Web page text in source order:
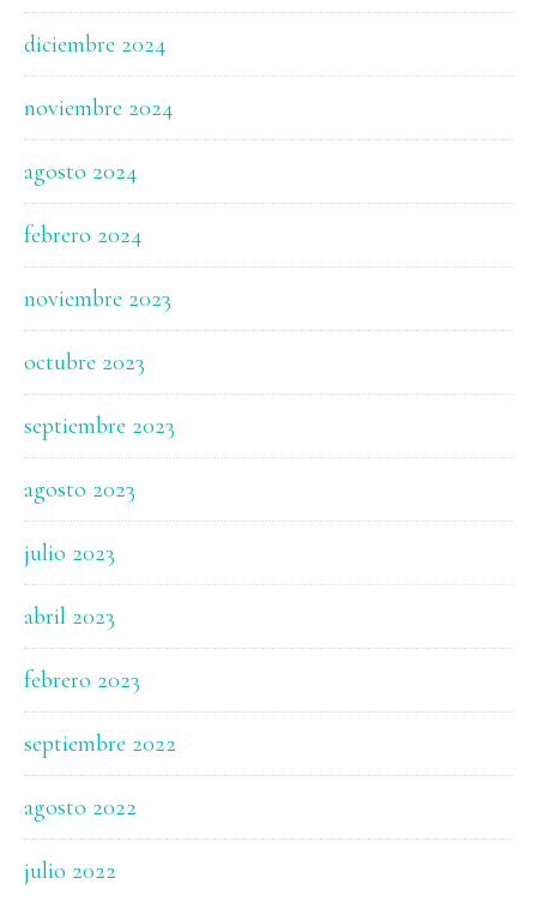
diciembre 2024
noviembre 2024
agosto 2024
febrero 2024
noviembre 2023
octubre 2023
septiembre 2023
agosto 2023
julio 2023
abril 2023
febrero 2023
septiembre 2022
agosto 2022
julio 2022